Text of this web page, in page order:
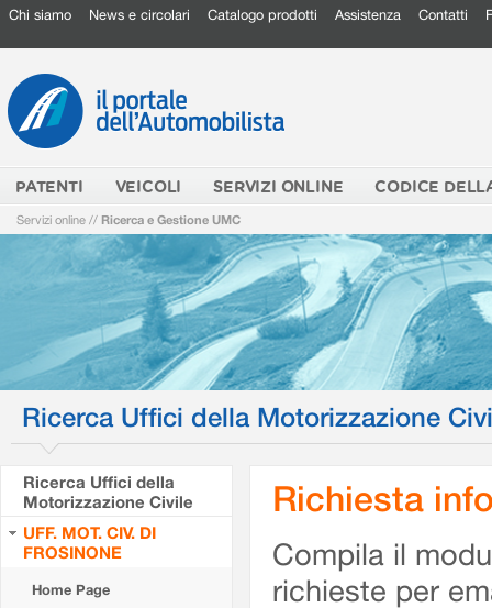
Chi siamo News e circolari Catalogo prodotti Assistenza Contatti
PATENTI VEICOLI SERVIZI ONLINE CODICE
Servizi online // Ricerca e Gestione UMC
Ricerca Uffici della Motorizzazione
Ricerca Uffici della
Motorizzazione Civile
UFF. MOT. CIV. DI
FROSINONE
Home Page
Richiesta
Compila il
richieste per